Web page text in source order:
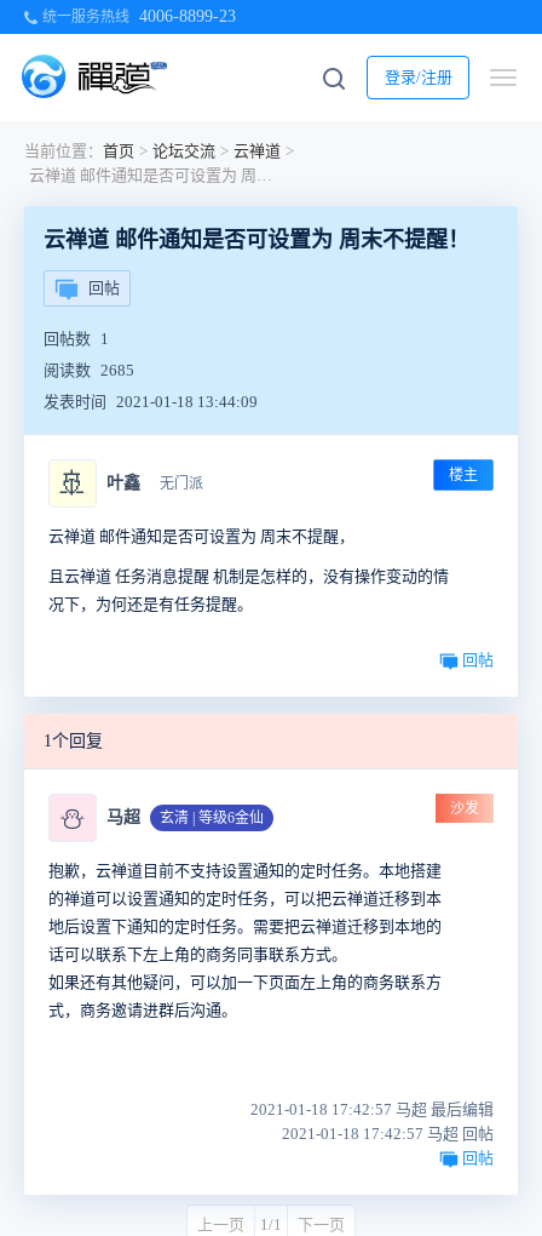
统一服务热线 4006-8899-23
登录/注册
当前位置： 首页 > 论坛交流 > 云禅道 >
云禅道 邮件通知是否可设置为 周末不提醒！
云禅道 邮件通知是否可设置为 周末不提醒！
回帖
回帖数 1
阅读数 2685
发表时间
2021-01-18 13:44:09
🚢 叶鑫 无门派 楼主
云禅道 邮件通知是否可设置为 周末不提醒，
且云禅道 任务消息提醒 机制是怎样的，没有操作变动的情
况下，为何还是有任务提醒。
回帖
1个回复
⛄ 马超 玄清 | 等级6金仙
沙发
抱歉，云禅道目前不支持设置通知的定时任务。本地搭建
的禅道可以设置通知的定时任务，可以把云禅道迁移到本
地后设置下通知的定时任务。需要把云禅道迁移到本地的
话可以联系下左上角的商务同事联系方式。
如果还有其他疑问，可以加一下页面左上角的商务联系方
式，商务邀请进群后沟通。
2021-01-18 17:42:57 马超 最后编辑
2021-01-18 17:42:57 马超 回帖
回帖
上一页 1/1 下一页